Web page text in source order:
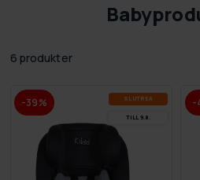
6 produkter
-39% SLUT­REA
TILL 9.8.
-